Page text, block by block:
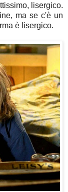
lisergico.
ma se c'è un
è lisergico.